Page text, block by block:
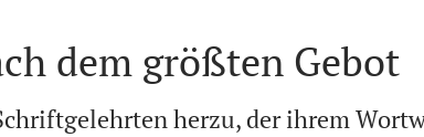
dem größten Gebot
herzu, der ihrem